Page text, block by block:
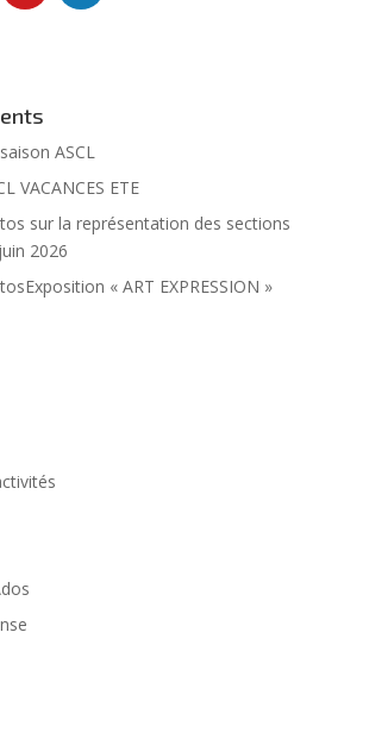
ASCL
VACANCES ETE
sur la représentation des sections
2026
« ART EXPRESSION »